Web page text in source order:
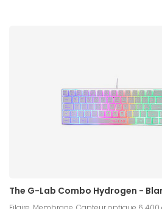
The G-Lab Combo Hydrogen -